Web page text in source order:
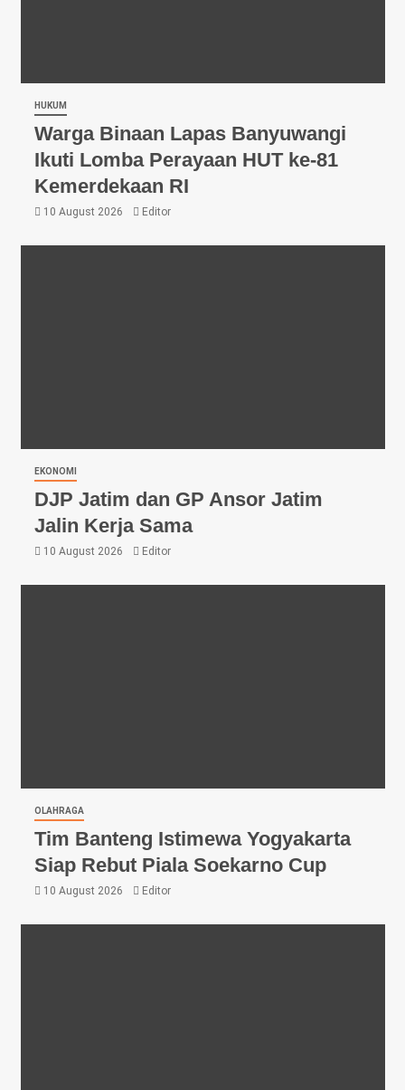
HUKUM
Warga Binaan Lapas Banyuwangi
Ikuti Lomba Perayaan HUT ke-81
Kemerdekaan RI
10 August 2026 Editor
EKONOMI
DJP Jatim dan GP Ansor Jatim
Jalin Kerja Sama
10 August 2026 Editor
OLAHRAGA
Tim Banteng Istimewa Yogyakarta
Siap Rebut Piala Soekarno Cup
10 August 2026 Editor